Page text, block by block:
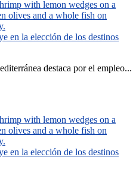
en la elección de los destinos
destaca por el empleo...
en la elección de los destinos